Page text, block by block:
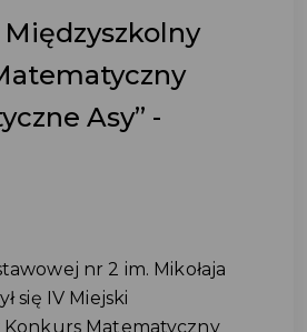
Asy” -
nr 2 im. Mikołaja
się IV Miejski
Konkurs Matematyczny